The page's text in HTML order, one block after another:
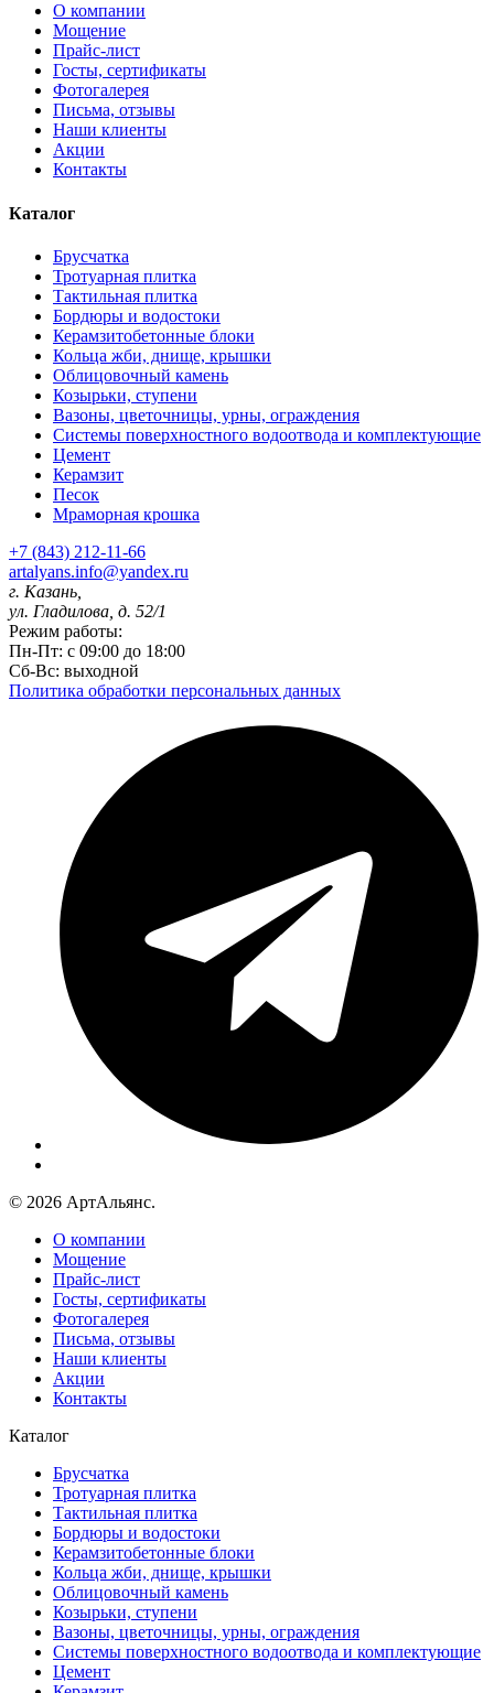
О компании
Мощение
Прайс-лист
Госты, сертификаты
Фотогалерея
Письма, отзывы
Наши клиенты
Акции
Контакты
Каталог
Брусчатка
Тротуарная плитка
Тактильная плитка
Бордюры и водостоки
Керамзитобетонные блоки
Кольца жби, днище, крышки
Облицовочный камень
Козырьки, ступени
Вазоны, цветочницы, урны, ограждения
Системы поверхностного водоотвода и комплектующие
Цемент
Керамзит
Песок
Мраморная крошка
+7 (843) 212-11-66
artalyans.info@yandex.ru
г. Казань,
ул. Гладилова, д. 52/1
Режим работы:
Пн-Пт: с 09:00 до 18:00
Сб-Вс: выходной
Политика обработки персональных данных
© 2026 АртАльянс.
О компании
Мощение
Прайс-лист
Госты, сертификаты
Фотогалерея
Письма, отзывы
Наши клиенты
Акции
Контакты
Каталог
Брусчатка
Тротуарная плитка
Тактильная плитка
Бордюры и водостоки
Керамзитобетонные блоки
Кольца жби, днище, крышки
Облицовочный камень
Козырьки, ступени
Вазоны, цветочницы, урны, ограждения
Системы поверхностного водоотвода и комплектующие
Цемент